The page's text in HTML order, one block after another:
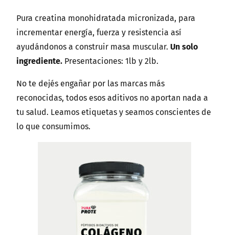
Pura creatina monohidratada micronizada, para
incrementar energía, fuerza y resistencia así
ayudándonos a construir masa muscular. Un solo
ingrediente. Presentaciones: 1lb y 2lb.
No te dejés engañar por las marcas más
reconocidas, todos esos aditivos no aportan nada a
tu salud. Leamos etiquetas y seamos conscientes de
lo que consumimos.